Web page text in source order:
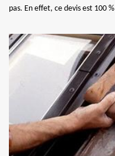
pas. En effet, ce devis est 100